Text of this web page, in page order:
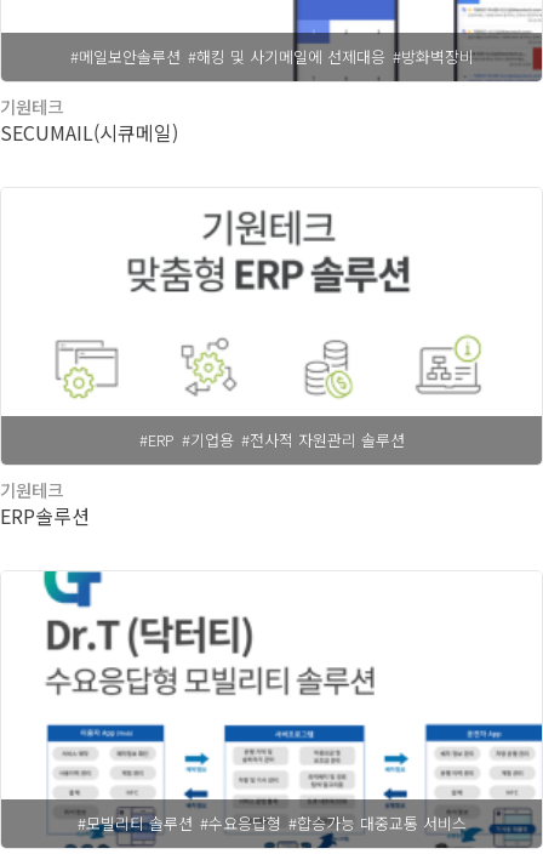
#메일보안솔루션 #해킹 및 사기메일에 선제대응 #방화벽장비
기원테크
SECUMAIL(시큐메일)
#ERP #기업용 #전사적 자원관리 솔루션
기원테크
ERP솔루션
#모빌리티 솔루션 #수요응답형 #합승가능 대중교통 서비스